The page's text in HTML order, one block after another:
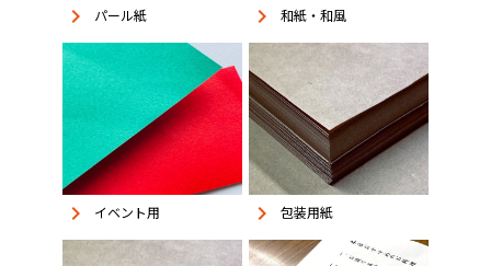
keyboard_arrow_right パール紙 keyboard_arrow_right 和紙・和風
keyboard_arrow_right イベント用 keyboard_arrow_right 包装用紙